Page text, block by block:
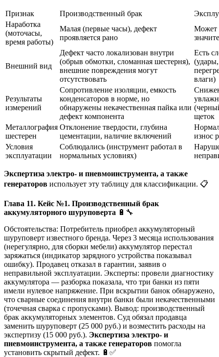
Признак Производственный брак
Наработка
(моточасы,
время работы)
Малая (первые часы), дефект
проявляется рано
Может
Внешний вид
Дефект часто локализован внутри
(обрыв обмотки, сломанная шестерня),
внешние повреждения могут
отсутствовать
Есть
влаги)
Результаты
измерений
Сопротивление изоляции, емкость
конденсаторов в норме, но
обнаружены некачественная пайка или
дефект компонента
щеток
Металлография
шестерен
Отклонение твердости, глубина
цементации, наличие включений
износ
Условия
эксплуатации
Соблюдались (инструмент работал в
нормальных условиях)
Экспертиза электро- и пневмоинструмента, а также
генераторов использует эту таблицу для классификации. 📋
Глава 11. Кейс №1. Производственный брак
аккумуляторного шуруповерта 🔋🔧
Обстоятельства: Потребитель приобрел аккумуляторный
шуруповерт известного бренда. Через 3 месяца использования
(нерегулярно, для сборки мебели) аккумулятор перестал
заряжаться (индикатор зарядного устройства показывал
ошибку). Продавец отказал в гарантии, заявив о
неправильной эксплуатации. Эксперты: провели диагностику
аккумулятора — разборка показала, что три банки из пяти
имели нулевое напряжение. При вскрытии банок обнаружено,
что сварные соединения внутри банки были некачественными
(точечная сварка с пропусками). Вывод: производственный
брак аккумуляторных элементов. Суд обязал продавца
заменить шуруповерт (25 000 руб.) и возместить расходы на
экспертизу (15 000 руб.). Экспертиза электро- и
пневмоинструмента, а также генераторов помогла
установить скрытый дефект. 🔋✅